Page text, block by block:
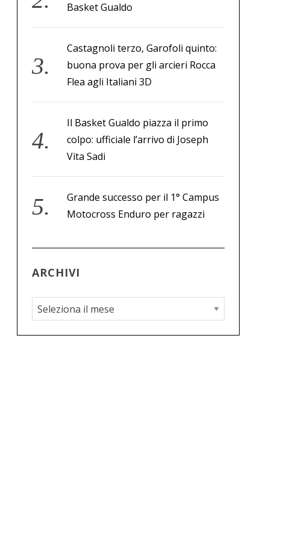
Basket Gualdo
Castagnoli terzo, Garofoli quinto:
buona prova per gli arcieri Rocca
Flea agli Italiani 3D
Il Basket Gualdo piazza il primo
colpo: ufficiale l’arrivo di Joseph
Vita Sadi
Grande successo per il 1° Campus
Motocross Enduro per ragazzi
ARCHIVI
A
r
c